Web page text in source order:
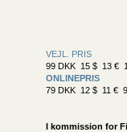
VEJL. PRIS
99 DKK 15 $ 13 €
ONLINEPRIS
79 DKK 12 $ 11 €
I kommission for